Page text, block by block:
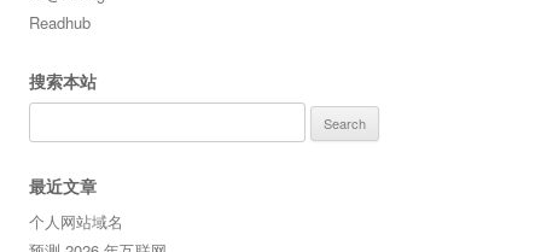
Readhub
搜索本站
for:
最近文章
个人网站域名